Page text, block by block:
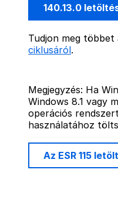
140.13.0
Tudjon meg többet
ciklusáról.
Megjegyzés: Ha
Windows 8.1 vagy
operációs
használatához
Az ESR 115